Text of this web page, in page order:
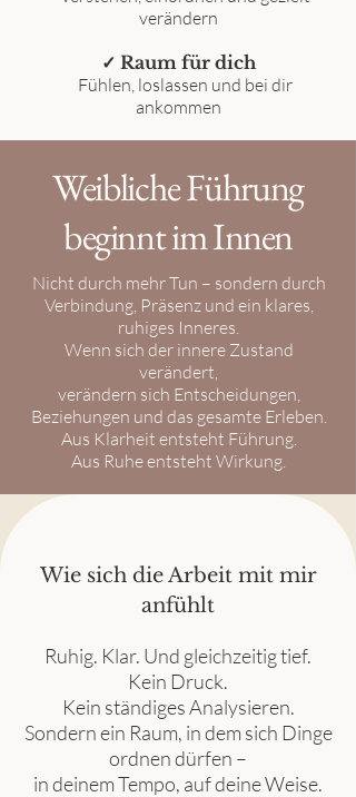
verändern
✓ Raum für dich
Fühlen, loslassen und bei dir
ankommen
Weibliche Führung
beginnt im Innen
Nicht durch mehr Tun – sondern durch
Verbindung, Präsenz und ein klares,
ruhiges Inneres.
Wenn sich der innere Zustand
verändert,
verändern sich Entscheidungen,
Beziehungen und das gesamte Erleben.
Aus Klarheit entsteht Führung.
Aus Ruhe entsteht Wirkung.
Wie sich die Arbeit mit mir
anfühlt
Ruhig. Klar. Und gleichzeitig tief.
Kein Druck.
Kein ständiges Analysieren.
Sondern ein Raum, in dem sich Dinge
ordnen dürfen –
in deinem Tempo, auf deine Weise.